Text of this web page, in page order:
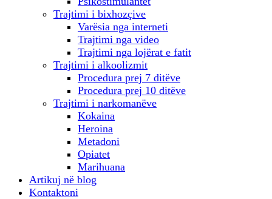
Trajtimi i bixhozçive
Varësia nga interneti
Trajtimi nga video
Trajtimi nga lojërat e fatit
Trajtimi i alkoolizmit
Procedura prej 7 ditëve
Procedura prej 10 ditëve
Trajtimi i narkomanëve
Kokaina
Heroina
Metadoni
Opiatet
Marihuana
Artikuj në blog
Kontaktoni